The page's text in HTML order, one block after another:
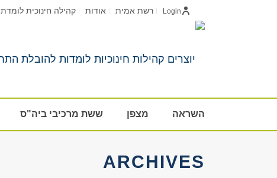
רשת אמית אודות קהילה חינוכית לומדת Login
השראה מצפן ששת מרכיבי ביה"ס
ARCHIVES